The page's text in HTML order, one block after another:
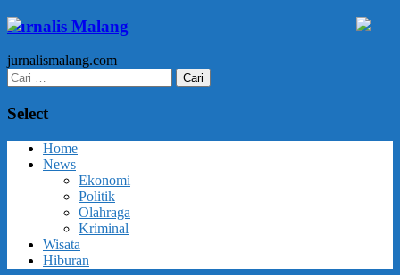
Jurnalis Malang
jurnalismalang.com
Cari
untuk:
Select
Home
News
Ekonomi
Politik
Olahraga
Kriminal
Wisata
Hiburan